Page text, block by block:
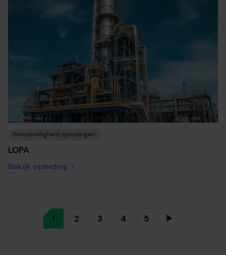
Procesveiligheid opleidingen
LOPA
Bekijk opleiding
1 2 3 4 5